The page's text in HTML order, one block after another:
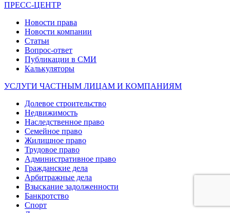
ПРЕСС-ЦЕНТР
Новости права
Новости компании
Статьи
Вопрос-ответ
Публикации в СМИ
Калькуляторы
УСЛУГИ ЧАСТНЫМ ЛИЦАМ И КОМПАНИЯМ
Долевое строительство
Недвижимость
Наследственное право
Семейное право
Жилищное право
Трудовое право
Административное право
Гражданские дела
Арбитражные дела
Взыскание задолженности
Банкротство
Спорт